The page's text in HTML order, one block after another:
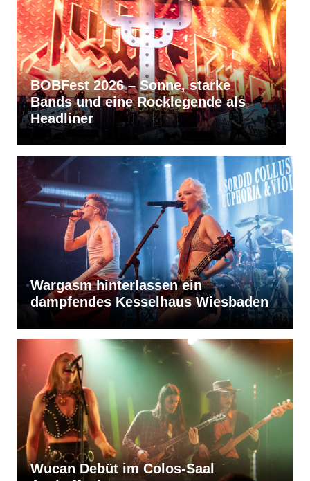
starke
als
RVBang Festival 2026 –
bleibt die Metal-Hochburg
Südens
Wargasm hinterlassen ein
dampfendes Kesselhaus Wiesbaden
Wucan Debüt im Colos-Saal